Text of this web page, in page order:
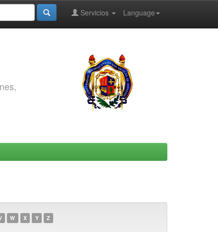
Language
Servicios
W X Y Z